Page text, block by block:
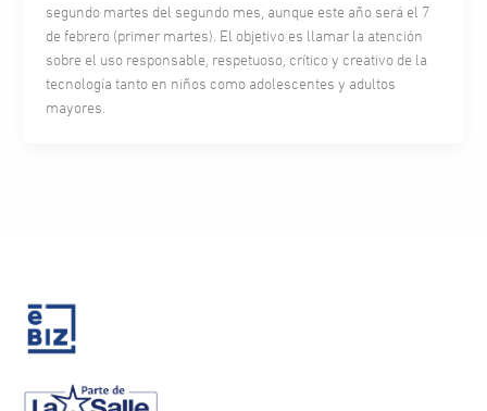
segundo martes del segundo mes, aunque este año será el 7
de febrero (primer martes). El objetivo es llamar la atención
sobre el uso responsable, respetuoso, crítico y creativo de la
tecnología tanto en niños como adolescentes y adultos
mayores.